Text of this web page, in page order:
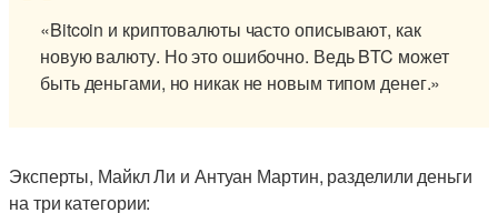
«Bitcoin и криптовалюты часто описывают, как
новую валюту. Но это ошибочно. Ведь BTC может
быть деньгами, но никак не новым типом денег.»
Эксперты, Майкл Ли и Антуан Мартин, разделили деньги
на три категории: